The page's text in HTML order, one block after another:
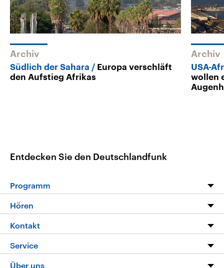
Archiv
Südlich der Sahara
Europa verschläft
den Aufstieg Afrikas
Archiv
USA-
wollen
Entdecken Sie den Deutschlandfunk
Programm
Programm
Die Nachrichten
Nachrichtenleicht
Hören
Livestream
Podcasts
Kontakt
Hörerservice
Service
FAQ
Über uns